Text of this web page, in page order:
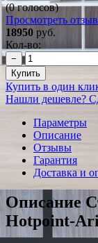
(0 голосов)
Просмотреть
18950 руб.
Кол-во:
−
Купить
Купить в один
Нашли дешевле?
Параметры
Описание
Отзывы
Гарантия
Доставка и
Описание
Hotpoint-